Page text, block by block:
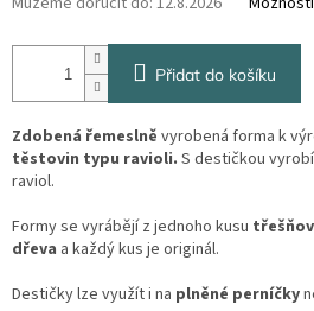
Přidat do košíku
Zdobená řemeslně vyrobená forma k
těstovin typu ravioli. S destičkou
raviol.
Formy se vyrábějí z jednoho kusu
dřeva a každý kus je originál.
Destičky lze využít i na plněné perníčky